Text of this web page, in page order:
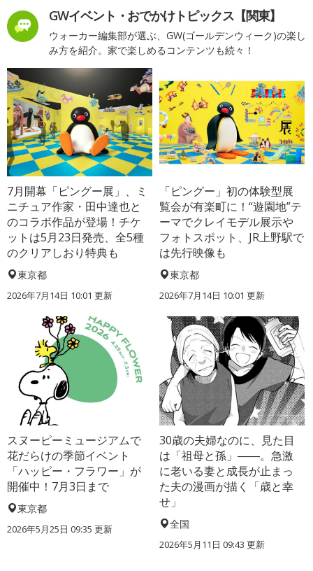
GWイベント・おでかけトピックス【関東】
ウォーカー編集部が選ぶ、GW(ゴールデンウィーク)の楽し
み方を紹介。家で楽しめるコンテンツも続々！
7月開幕「ピングー展」、ミ
ニチュア作家・田中達也と
のコラボ作品が登場！チケ
ットは5月23日発売、全5種
のクリアしおり特典も
東京都
2026年7月14日 10:01 更新
「ピングー」初の体験型展
覧会が有楽町に！“遊園地”テ
ーマでクレイモデル展示や
フォトスポット、JR上野駅で
は先行映像も
東京都
2026年7月14日 10:01 更新
スヌーピーミュージアムで
花だらけの季節イベント
「ハッピー・フラワー」が
開催中！7月3日まで
東京都
2026年5月25日 09:35 更新
30歳の夫婦なのに、見た目
は「祖母と孫」――。急激
に老いる妻と成長が止まっ
た夫の漫画が描く「歳と幸
せ」
全国
2026年5月11日 09:43 更新